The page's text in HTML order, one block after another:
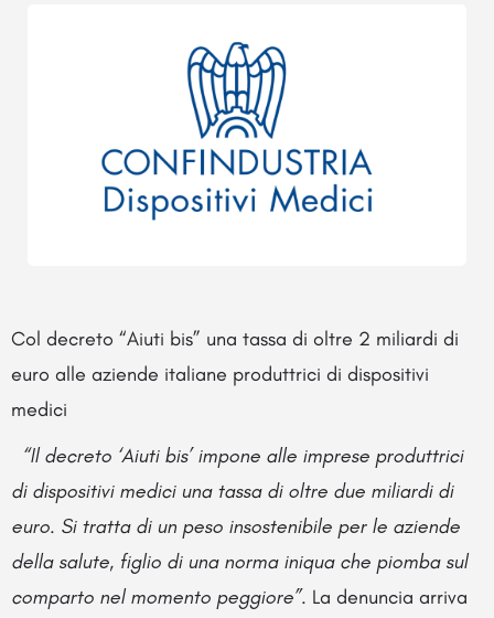
Col decreto “Aiuti bis” una tassa di oltre 2 miliardi di
euro alle aziende italiane produttrici di dispositivi
medici
“Il decreto ‘Aiuti bis’ impone alle imprese produttrici
di dispositivi medici una tassa di oltre due miliardi di
euro. Si tratta di un peso insostenibile per le aziende
della salute, figlio di una norma iniqua che piomba sul
comparto nel momento peggiore”. La denuncia arriva